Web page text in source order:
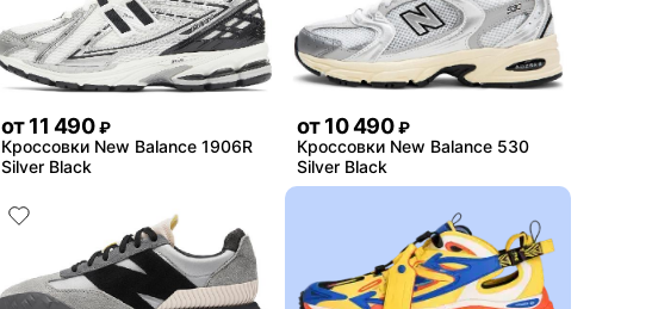
от11 490 ₽
Кроссовки New Balance 1906R
Silver Black
от10 490 ₽
Кроссовки New Balance 530
Silver Black